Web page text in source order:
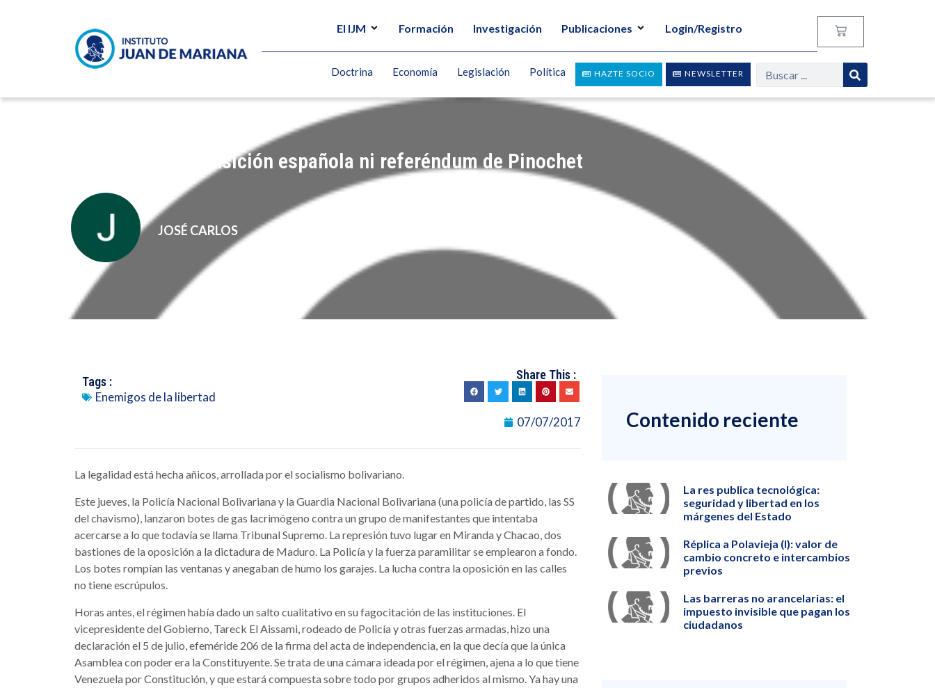
El IJM Formación Investigación Publicaciones Login/Registro
NEWSLETTER
HAZTE SOCIO
Doctrina Economía Legislación Política
Venezuela: ni transición española ni referéndum de Pinochet
JOSÉ CARLOS
Tags :
Enemigos de la libertad
Share This :
07/07/2017
La legalidad está hecha añicos, arrollada por el socialismo bolivariano.
Este jueves, la Policía Nacional Bolivariana y la Guardia Nacional Bolivariana (una policía de partido, las SS
del chavismo), lanzaron botes de gas lacrimógeno contra un grupo de manifestantes que intentaba
acercarse a lo que todavía se llama Tribunal Supremo. La represión tuvo lugar en Miranda y Chacao, dos
bastiones de la oposición a la dictadura de Maduro. La Policía y la fuerza paramilitar se emplearon a fondo.
Los botes rompían las ventanas y anegaban de humo los garajes. La lucha contra la oposición en las calles
no tiene escrúpulos.
Horas antes, el régimen había dado un salto cualitativo en su fagocitación de las instituciones. El
vicepresidente del Gobierno, Tareck El Aissami, rodeado de Policía y otras fuerzas armadas, hizo una
declaración el 5 de julio, efeméride 206 de la firma del acta de independencia, en la que decía que la única
Asamblea con poder era la Constituyente. Se trata de una cámara ideada por el régimen, ajena a lo que tiene
Venezuela por Constitución, y que estará compuesta sobre todo por grupos adheridos al mismo. Ya hay una
Contenido reciente
La res publica tecnológica:
seguridad y libertad en los
márgenes del Estado
Réplica a Polavieja (I): valor de
cambio concreto e intercambios
previos
Las barreras no arancelarias: el
impuesto invisible que pagan los
ciudadanos